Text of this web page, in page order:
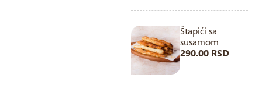
Štapići sa
susamom
290.00 RSD